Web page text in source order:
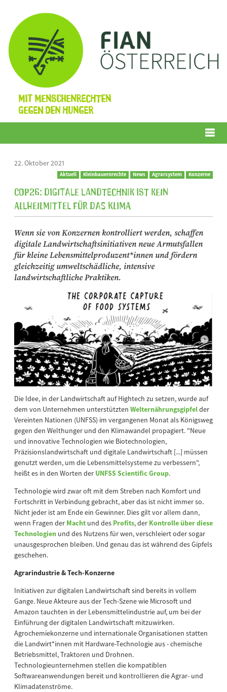
Mit Menschenrechten
gegen den Hunger
22. Oktober 2021
Aktuell Kleinbauernrechte News Agrarsystem Konzerne
COP26: Digitale Landtechnik ist kein
Allheilmittel für das Klima
Wenn sie von Konzernen kontrolliert werden, schaffen
digitale Landwirtschaftsinitiativen neue Armutsfallen
für kleine Lebensmittelproduzent*innen und fördern
gleichzeitig umweltschädliche, intensive
landwirtschaftliche Praktiken.
Die Idee, in der Landwirtschaft auf Hightech zu setzen, wurde auf
dem von Unternehmen unterstützten Welternährungsgipfelder
Vereinten Nationen (UNFSS) im vergangenen Monat als Königsweg
gegen den Welthunger und den Klimawandel propagiert. "Neue
und innovative Technologien wie Biotechnologien,
Präzisionslandwirtschaft und digitale Landwirtschaft [...] müssen
genutzt werden, um die Lebensmittelsysteme zu verbessern",
heißt es in den Worten der UNFSS Scientific Group.
Technologie wird zwar oft mit dem Streben nach Komfort und
Fortschritt in Verbindung gebracht, aber das ist nicht immer so.
Nicht jeder ist am Ende ein Gewinner. Dies gilt vor allem dann,
wenn Fragen der Macht und des Profits, der Kontrolle über diese
Technologien und des Nutzens für wen, verschleiert oder sogar
unausgesprochen bleiben. Und genau das ist während des Gipfels
geschehen.
Agrarindustrie & Tech-Konzerne
Initiativen zur digitalen Landwirtschaft sind bereits in vollem
Gange. Neue Akteure aus der Tech-Szene wie Microsoft und
Amazon tauchten in der Lebensmittelindustrie auf, um bei der
Einführung der digitalen Landwirtschaft mitzuwirken.
Agrochemiekonzerne und internationale Organisationen statten
die Landwirt*innen mit Hardware-Technologie aus - chemische
Betriebsmittel, Traktoren und Drohnen.
Technologieunternehmen stellen die kompatiblen
Softwareanwendungen bereit und kontrollieren die Agrar- und
Klimadatenströme.